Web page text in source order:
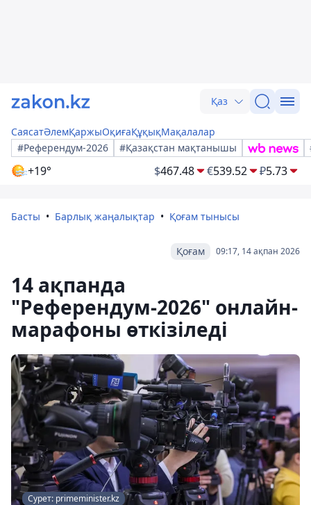
Қаз
СаясатӘлемҚаржыОқиғаҚұқықМақалалар
#Референдум-2026
#Қазақстан мақтанышы
+19° $467.48 €539.52 ₽5.73
Басты Барлық жаңалықтар Қоғам тынысы
09:17, 14 ақпан 2026
Қоғам
14 ақпанда
"Референдум-2026" онлайн-
марафоны өткізіледі
Сурет: primeminister.kz